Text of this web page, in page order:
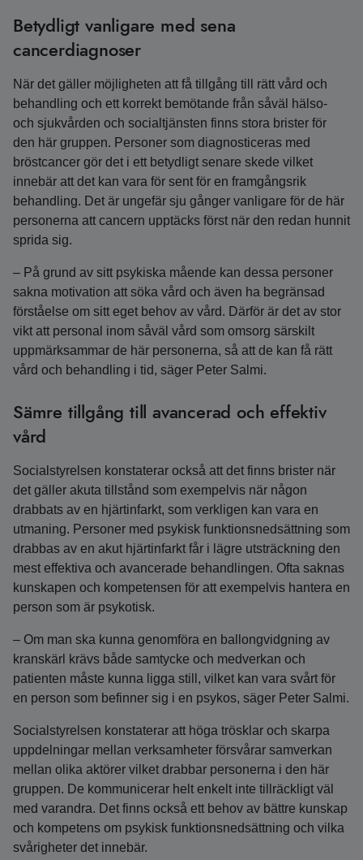
Betydligt vanligare med sena
cancerdiagnoser
När det gäller möjligheten att få tillgång till rätt vård och
behandling och ett korrekt bemötande från såväl hälso-
och sjukvården och socialtjänsten finns stora brister för
den här gruppen. Personer som diagnosticeras med
bröstcancer gör det i ett betydligt senare skede vilket
innebär att det kan vara för sent för en framgångsrik
behandling. Det är ungefär sju gånger vanligare för de här
personerna att cancern upptäcks först när den redan hunnit
sprida sig.
– På grund av sitt psykiska mående kan dessa personer
sakna motivation att söka vård och även ha begränsad
förståelse om sitt eget behov av vård. Därför är det av stor
vikt att personal inom såväl vård som omsorg särskilt
uppmärksammar de här personerna, så att de kan få rätt
vård och behandling i tid, säger Peter Salmi.
Sämre tillgång till avancerad och effektiv
vård
Socialstyrelsen konstaterar också att det finns brister när
det gäller akuta tillstånd som exempelvis när någon
drabbats av en hjärtinfarkt, som verkligen kan vara en
utmaning. Personer med psykisk funktionsnedsättning som
drabbas av en akut hjärtinfarkt får i lägre utsträckning den
mest effektiva och avancerade behandlingen. Ofta saknas
kunskapen och kompetensen för att exempelvis hantera en
person som är psykotisk.
– Om man ska kunna genomföra en ballongvidgning av
kranskärl krävs både samtycke och medverkan och
patienten måste kunna ligga still, vilket kan vara svårt för
en person som befinner sig i en psykos, säger Peter Salmi.
Socialstyrelsen konstaterar att höga trösklar och skarpa
uppdelningar mellan verksamheter försvårar samverkan
mellan olika aktörer vilket drabbar personerna i den här
gruppen. De kommunicerar helt enkelt inte tillräckligt väl
med varandra. Det finns också ett behov av bättre kunskap
och kompetens om psykisk funktionsnedsättning och vilka
svårigheter det innebär.